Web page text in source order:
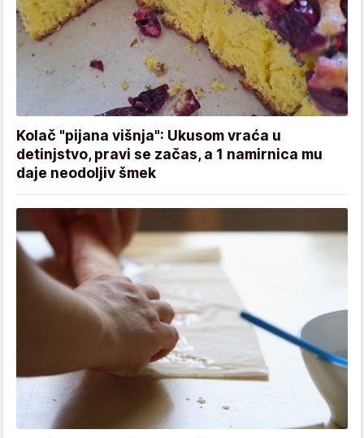
Kolač "pijana višnja": Ukusom vraća u
detinjstvo, pravi se začas, a 1 namirnica mu
daje neodoljiv šmek